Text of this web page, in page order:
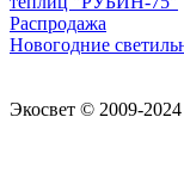
Распродажа
Новогодние
Экосвет © 2009-2024